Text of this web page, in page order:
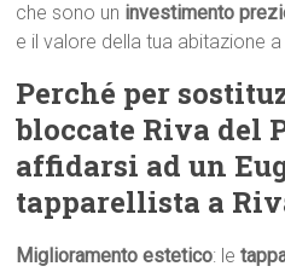
che sono un investimento
e il valore della tua abitazione
Perché per
bloccate Riva del
affidarsi ad un
tapparellista a
Miglioramento estetico: le